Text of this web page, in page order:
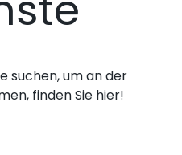
suchen, um an der
finden Sie hier!